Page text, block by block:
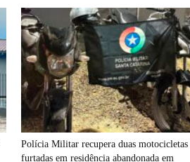
Polícia Militar recupera duas motocicletas
furtadas em residência abandonada em